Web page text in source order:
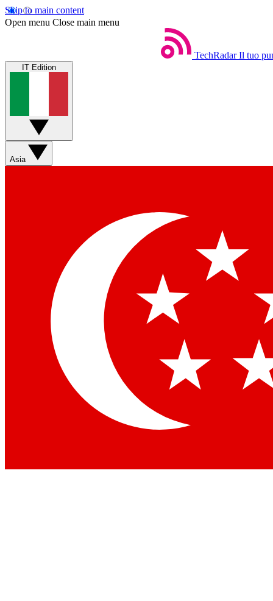
Skip to main content
Open menu Close main menu
TechRadar Il tuo
IT Edition
Asia